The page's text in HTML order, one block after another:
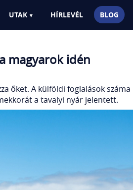
UTAK HÍRLEVÉL BLOG
magyarok idén
őket. A külföldi foglalások száma
a tavalyi nyár jelentett.